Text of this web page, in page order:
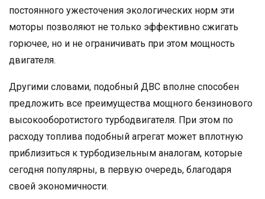
постоянного ужесточения экологических норм эти
моторы позволяют не только эффективно сжигать
горючее, но и не ограничивать при этом мощность
двигателя.
Другими словами, подобный ДВС вполне способен
предложить все преимущества мощного бензинового
высокооборотистого турбодвигателя. При этом по
расходу топлива подобный агрегат может вплотную
приблизиться к турбодизельным аналогам, которые
сегодня популярны, в первую очередь, благодаря
своей экономичности.